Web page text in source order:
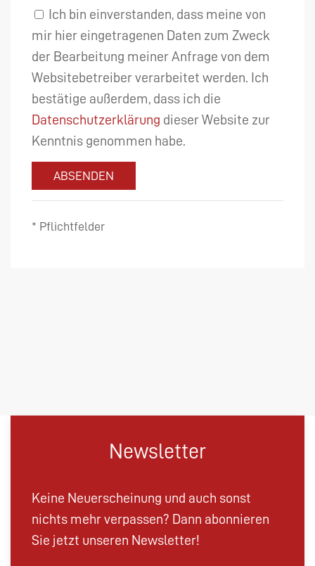
Ich bin einverstanden, dass meine von
mir hier eingetragenen Daten zum Zweck
der Bearbeitung meiner Anfrage von dem
Websitebetreiber verarbeitet werden. Ich
bestätige außerdem, dass ich die
Datenschutzerklärung dieser Website zur
Kenntnis genommen habe.
ABSENDEN
* Pflichtfelder
Newsletter
Keine Neuerscheinung und auch sonst
nichts mehr verpassen? Dann abonnieren
Sie jetzt unseren Newsletter!